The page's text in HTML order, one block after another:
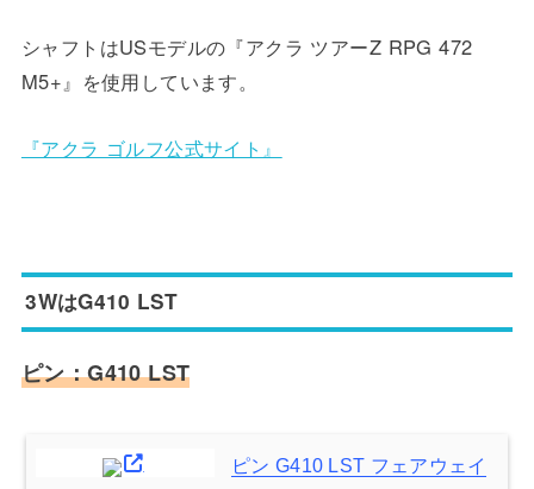
シャフトはUSモデルの『アクラ ツアーZ RPG 472
M5+』を使用しています。
『アクラ ゴルフ公式サイト』
3WはG410 LST
ピン：G410 LST
ピン G410 LST フェアウェイ